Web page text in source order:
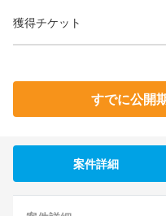
獲得チケット
すでに公開
案件詳細